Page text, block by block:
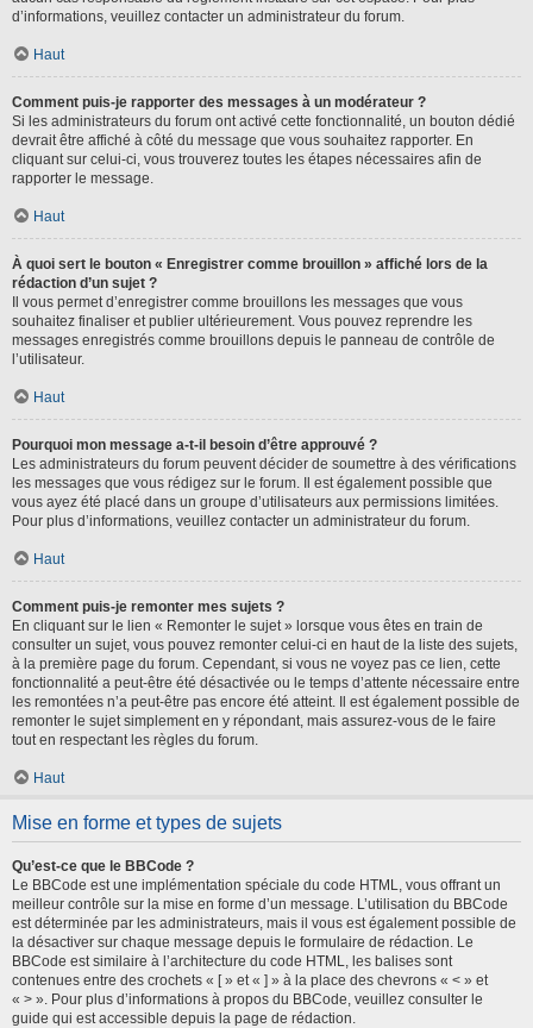
d’informations, veuillez contacter un administrateur du forum.
Haut
Comment puis-je rapporter des messages à un modérateur ?
Si les administrateurs du forum ont activé cette fonctionnalité, un bouton dédié
devrait être affiché à côté du message que vous souhaitez rapporter. En
cliquant sur celui-ci, vous trouverez toutes les étapes nécessaires afin de
rapporter le message.
Haut
À quoi sert le bouton « Enregistrer comme brouillon » affiché lors de la
rédaction d’un sujet ?
Il vous permet d’enregistrer comme brouillons les messages que vous
souhaitez finaliser et publier ultérieurement. Vous pouvez reprendre les
messages enregistrés comme brouillons depuis le panneau de contrôle de
l’utilisateur.
Haut
Pourquoi mon message a-t-il besoin d’être approuvé ?
Les administrateurs du forum peuvent décider de soumettre à des vérifications
les messages que vous rédigez sur le forum. Il est également possible que
vous ayez été placé dans un groupe d’utilisateurs aux permissions limitées.
Pour plus d’informations, veuillez contacter un administrateur du forum.
Haut
Comment puis-je remonter mes sujets ?
En cliquant sur le lien « Remonter le sujet » lorsque vous êtes en train de
consulter un sujet, vous pouvez remonter celui-ci en haut de la liste des sujets,
à la première page du forum. Cependant, si vous ne voyez pas ce lien, cette
fonctionnalité a peut-être été désactivée ou le temps d’attente nécessaire entre
les remontées n’a peut-être pas encore été atteint. Il est également possible de
remonter le sujet simplement en y répondant, mais assurez-vous de le faire
tout en respectant les règles du forum.
Haut
Mise en forme et types de sujets
Qu’est-ce que le BBCode ?
Le BBCode est une implémentation spéciale du code HTML, vous offrant un
meilleur contrôle sur la mise en forme d’un message. L’utilisation du BBCode
est déterminée par les administrateurs, mais il vous est également possible de
la désactiver sur chaque message depuis le formulaire de rédaction. Le
BBCode est similaire à l’architecture du code HTML, les balises sont
contenues entre des crochets « [ » et « ] » à la place des chevrons « < » et
« > ». Pour plus d’informations à propos du BBCode, veuillez consulter le
guide qui est accessible depuis la page de rédaction.